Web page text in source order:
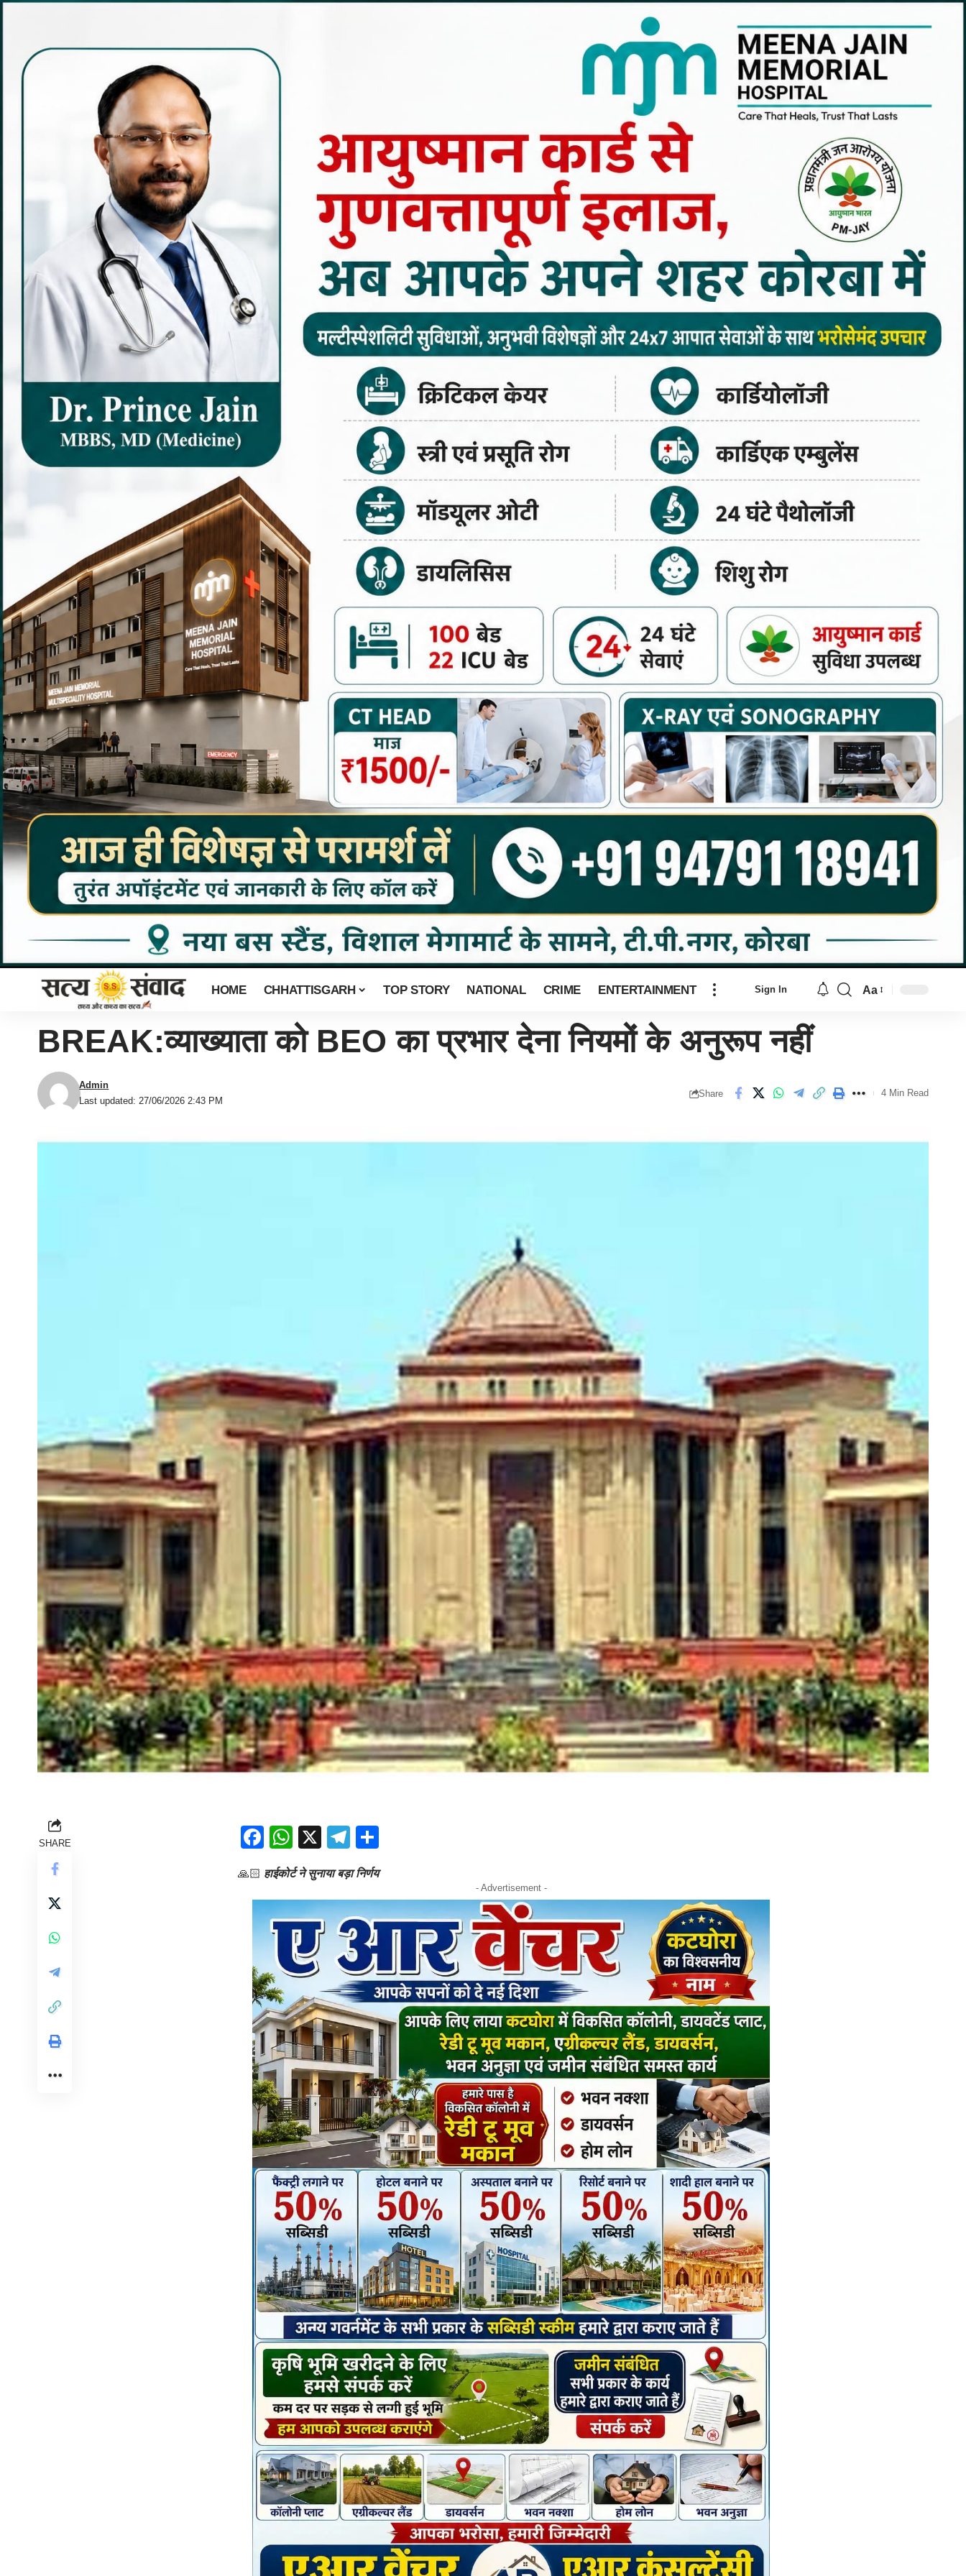
HOME CHHATTISGARH TOP STORY NATIONAL CRIME ENTERTAINMENT Sign In Aa
BREAK:व्याख्याता को BEO का प्रभार देना नियमों के अनुरूप नहीं
Last updated: 27/06/2026 2:43 PM
Admin
Share 4 Min Read
SHARE Facebook
WhatsApp
X Telegram
🙏🏻 हाईकोर्ट ने सुनाया बड़ा निर्णय
- Advertisement -